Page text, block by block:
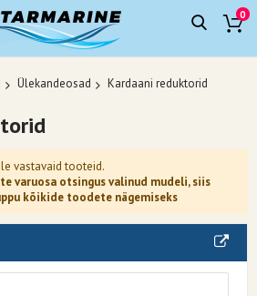
0
Ülekandeosad Kardaani reduktorid
vastavaid tooteid.
varuosa otsingus valinud mudeli, siis
kõikide toodete nägemiseks